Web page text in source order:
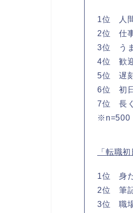
1位 人
2位 仕
3位 う
4位 歓
5位 遅
6位 初
7位 長
※n=500
「転職
1位 身
2位 筆
3位 職